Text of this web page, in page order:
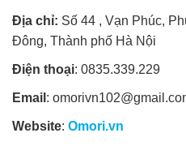
Địa chỉ: Số 44 , Vạn Phúc,
Đông, Thành phố Hà Nội
Điện thoại: 0835.339.229
Email :
Website: Omori.vn